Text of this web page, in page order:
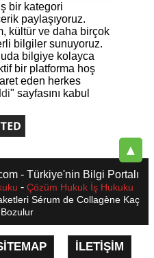
bir kategori
paylaşıyoruz.
kültür ve daha birçok
bilgiler sunuyoruz.
bilgiye kolayca
bir platforma hoş
eden herkes
" sayfasını kabul
▲
- Türkiye'nin Bilgi Portalı
- Çözüm Hukuk İş Hukuku
Sérum de Collagène Kaç
İLETIŞIM